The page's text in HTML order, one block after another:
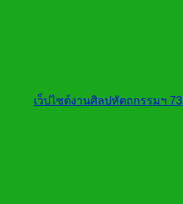
เว็ปไซต์งานศิลปหัตถกรรมฯ 73